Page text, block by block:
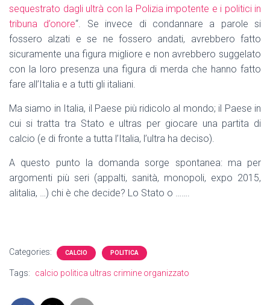
sequestrato dagli ultrà con la Polizia impotente e i politici in
tribuna d’onore“. Se invece di condannare a parole si
fossero alzati e se ne fossero andati, avrebbero fatto
sicuramente una figura migliore e non avrebbero suggelato
con la loro presenza una figura di merda che hanno fatto
fare all’Italia e a tutti gli italiani.
Ma siamo in Italia, il Paese più ridicolo al mondo; il Paese in
cui si tratta tra Stato e ultras per giocare una partita di
calcio (e di fronte a tutta l’Italia, l’ultra ha deciso).
A questo punto la domanda sorge spontanea: ma per
argomenti più seri (appalti, sanità, monopoli, expo 2015,
alitalia, …) chi è che decide? Lo Stato o …….
Categories: CALCIO POLITICA
Tags: calcio politica ultras crimine organizzato